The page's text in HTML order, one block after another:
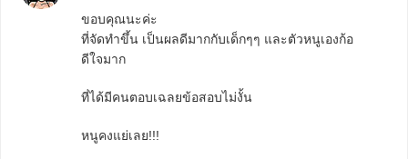
ขอบคุณนะค่ะ
ที่จัดทำขึ้น เป็นผลดีมากกับเด็กๆๆ และตัวหนูเองก้อ
ดีใจมาก
ที่ได้มีคนตอบเฉลยข้อสอบไม่งั้น
หนูคงแย่เลย!!!